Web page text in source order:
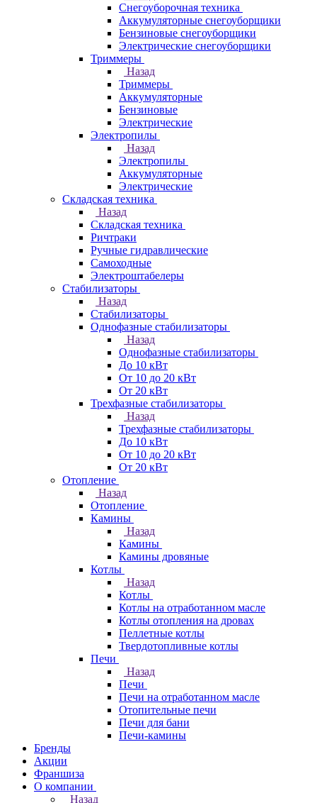
Снегоуборочная техника
Аккумуляторные снегоуборщики
Бензиновые снегоуборщики
Электрические снегоуборщики
Триммеры
Назад
Триммеры
Аккумуляторные
Бензиновые
Электрические
Электропилы
Назад
Электропилы
Аккумуляторные
Электрические
Складская техника
Назад
Складская техника
Ричтраки
Ручные гидравлические
Самоходные
Электроштабелеры
Стабилизаторы
Назад
Стабилизаторы
Однофазные стабилизаторы
Назад
Однофазные стабилизаторы
До 10 кВт
От 10 до 20 кВт
От 20 кВт
Трехфазные стабилизаторы
Назад
Трехфазные стабилизаторы
До 10 кВт
От 10 до 20 кВт
От 20 кВт
Отопление
Назад
Отопление
Камины
Назад
Камины
Камины дровяные
Котлы
Назад
Котлы
Котлы на отработанном масле
Котлы отопления на дровах
Пеллетные котлы
Твердотопливные котлы
Печи
Назад
Печи
Печи на отработанном масле
Отопительные печи
Печи для бани
Печи-камины
Бренды
Акции
Франшиза
О компании
Назад